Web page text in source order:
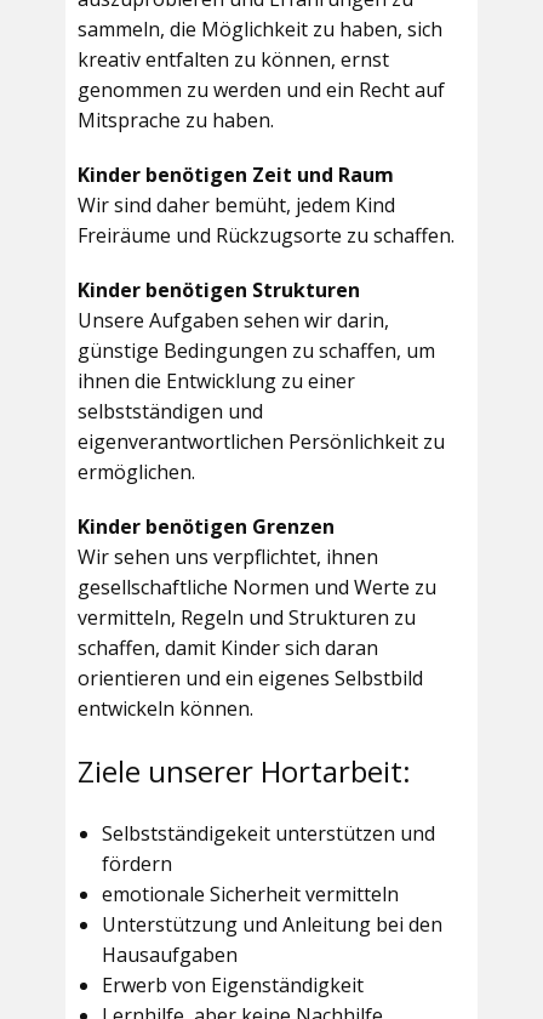
sammeln, die Möglichkeit zu haben, sich
kreativ entfalten zu können, ernst
genommen zu werden und ein Recht auf
Mitsprache zu haben.
Kinder benötigen Zeit und Raum
Wir sind daher bemüht, jedem Kind
Freiräume und Rückzugsorte zu schaffen.
Kinder benötigen Strukturen
Unsere Aufgaben sehen wir darin,
günstige Bedingungen zu schaffen, um
ihnen die Entwicklung zu einer
selbstständigen und
eigenverantwortlichen Persönlichkeit zu
ermöglichen.
Kinder benötigen Grenzen
Wir sehen uns verpflichtet, ihnen
gesellschaftliche Normen und Werte zu
vermitteln, Regeln und Strukturen zu
schaffen, damit Kinder sich daran
orientieren und ein eigenes Selbstbild
entwickeln können.
Ziele unserer Hortarbeit:
Selbstständigekeit unterstützen und
fördern
emotionale Sicherheit vermitteln
Unterstützung und Anleitung bei den
Hausaufgaben
Erwerb von Eigenständigkeit